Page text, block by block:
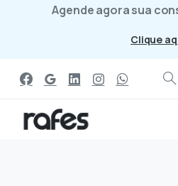
Agende agora sua
Clique